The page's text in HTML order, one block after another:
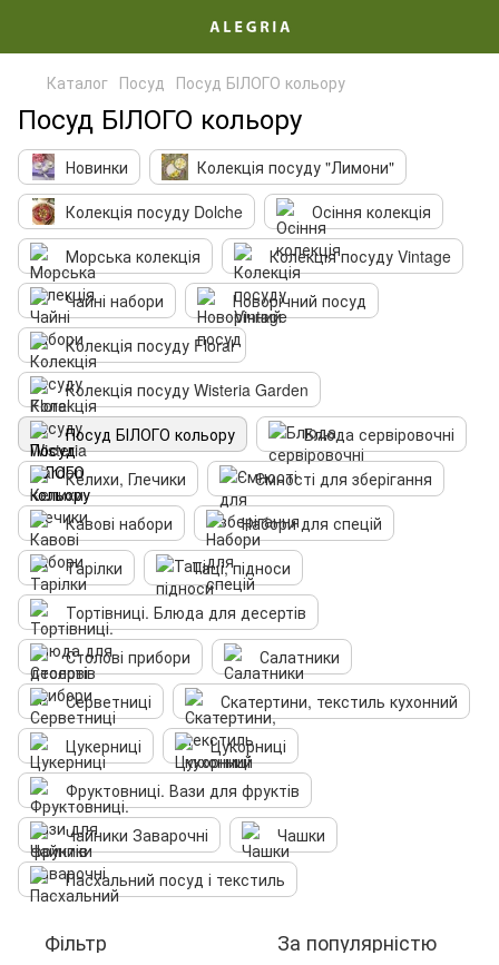
Каталог Посуд Посуд БІЛОГО кольору
Посуд БІЛОГО кольору
Новинки
Колекція посуду "Лимони"
Колекція посуду Dolche
Осіння колекція
Морська колекція
Колекція посуду Vintage
Чайні набори
Новорічний посуд
Колекція посуду Floral
Колекція посуду Wisteria Garden
Посуд БІЛОГО кольору
Блюда сервіровочні
Келихи, Глечики
Ємності для зберігання
Кавові набори
Набори для спецій
Тарілки
Таці, підноси
Тортівниці. Блюда для десертів
Столові прибори
Салатники
Серветниці
Скатертини, текстиль кухонний
Цукерниці
Цукорниці
Фруктовниці. Вази для фруктів
Чайники Заварочні
Чашки
Пасхальний посуд і текстиль
Фільтр За популярністю